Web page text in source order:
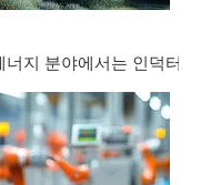
지 분야에서는 인덕터